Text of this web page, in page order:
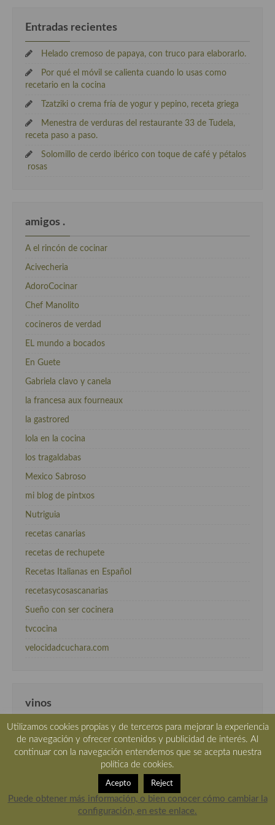
Entradas recientes
Helado cremoso de papaya, con truco para elaborarlo.
Por qué el móvil se calienta cuando lo usas como
recetario en la cocina
Tzatziki o crema fría de yogur y pepino, receta griega
Menestra de verduras del restaurante 33 de Tudela,
receta paso a paso.
Solomillo de cerdo ibérico con toque de café y pétalos
rosas
amigos .
A el rincón de cocinar
Acivecheria
AdoroCocinar
Chef Manolito
cocineros de verdad
EL mundo a bocados
En Guete
Gabriela clavo y canela
la francesa aux fourneaux
la gastrored
lola en la cocina
los tragaldabas
Mexico Sabroso
mi blog de pintxos
Nutriguia
recetas canarias
recetas de rechupete
Recetas Italianas en Español
recetasycosascanarias
Sueño con ser cocinera
tvcocina
velocidadcuchara.com
vinos
deVinum
vinos de navarra
Utilizamos cookies propias y de terceros para mejorar la experiencia
de navegación y ofrecer contenidos y publicidad de interés. Al
continuar con la navegación entendemos que se acepta nuestra
política de cookies.
Acepto Reject
Puede obtener más información, o bien conocer cómo cambiar la
configuración, en este enlace.